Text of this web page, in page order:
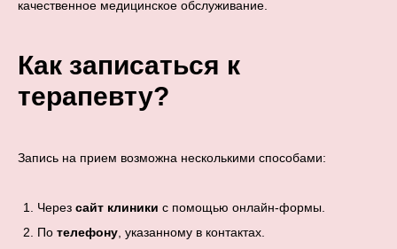
качественное медицинское обслуживание.
Как записаться к
терапевту?
Запись на прием возможна несколькими способами:
Через сайт клиники с помощью онлайн-формы.
По телефону , указанному в контактах.